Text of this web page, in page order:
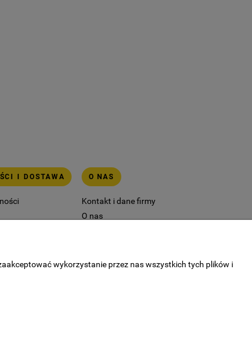
I DOSTAWA O NAS
Kontakt i dane firmy
O nas
wykorzystanie przez nas wszystkich tych plików i